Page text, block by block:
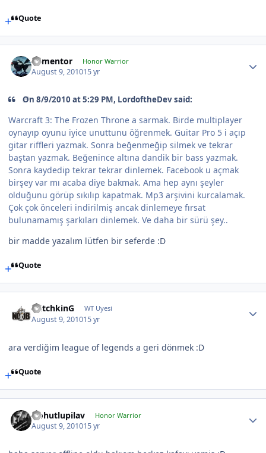
Quote
dementor Honor Warrior
August 9, 201015 yr
On 8/9/2010 at 5:29 PM, LordoftheDev said:
Warcraft 3: The Frozen Throne a sarmak. Birde multiplayer
oynayıp oyunu iyice unuttunu öğrenmek. Guitar Pro 5 i açıp
gitar riffleri yazmak. Sonra beğenmeğip silmek ve tekrar
baştan yazmak. Beğenince altına dandik bir bass yazmak.
Sonra kaydedip tekrar tekrar dinlemek. Facebook u açmak
birşey var mı acaba diye bakmak. Ama hep aynı şeyler
olduğunu görüp sıkılıp kapatmak. Mp3 arşivini kurcalamak.
Çok çok önceleri indirilmiş ancak dinlemeye fırsat
bulunamamış şarkıları dinlemek. Ve daha bir sürü şey..
bir madde yazalım lütfen bir seferde :D
Quote
WitchkinG WT Uyesi
August 9, 201015 yr
ara verdiğim league of legends a geri dönmek :D
Quote
Nohutlupilav Honor Warrior
August 9, 201015 yr